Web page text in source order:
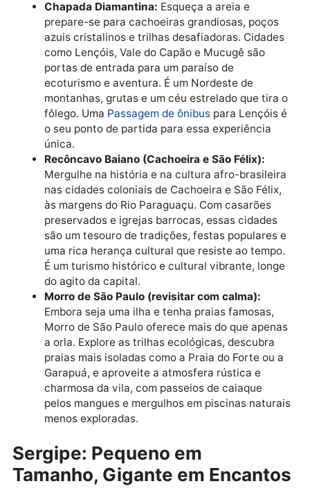
A Bahia é um estado de proporções continentais e
diversidade impressionante. Se você já explorou
Salvador e algumas praias famosas, é hora de ir mais
fundo:
Chapada Diamantina:Esqueça a areia e
prepare-se para cachoeiras grandiosas, poços
azuis cristalinos e trilhas desafiadoras.
como Lençóis, Vale do Capão e Mucugê são
portas de entrada para um paraíso de
ecoturismo e aventura. É um Nordeste de
montanhas, grutas e um céu estrelado que
fôlego. Uma Passagem de ônibuspara
o seu ponto de partida para essa experiência
única.
Recôncavo Baiano (Cachoeira e São Félix):
Mergulhe na história e na cultura afro-
nas cidades coloniais de Cachoeira e São
às margens do Rio Paraguaçu. Com casarões
preservados e igrejas barrocas, essas cidades
são um tesouro de tradições, festas
uma rica herança cultural que resiste ao
É um turismo histórico e cultural vibrante,
do agito da capital.
Morro de São Paulo (revisitar com calma):
Embora seja uma ilha e tenha praias famosas,
Morro de São Paulo oferece mais do que
a orla. Explore as trilhas ecológicas, descubra